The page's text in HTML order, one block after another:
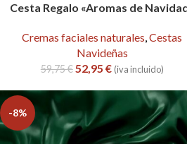
Cesta Regalo «Aromas de
Cremas faciales naturales,Cestas
Navideñas
59,75€52,95 € (iva incluido)
-8%